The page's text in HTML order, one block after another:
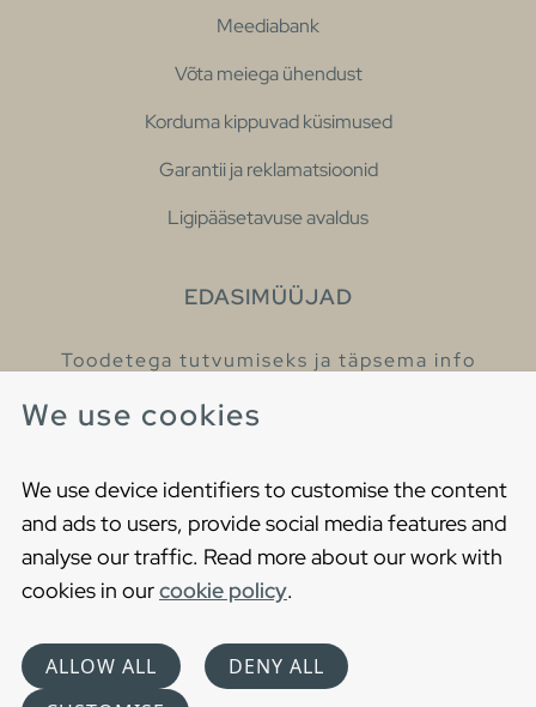
We use cookies
We use device identifiers to customise the content
and ads to users, provide social media features and
analyse our traffic. Read more about our work with
cookies in ourcookie policy.
ALLOW ALL
DENY ALL
Meediabank
Võta meiega ühendust
Korduma kippuvad küsimused
Garantii ja reklamatsioonid
Ligipääsetavuse avaldus
EDASIMÜÜJAD
Toodetega tutvumiseks ja täpsema info
Cookies
Privaatsuspoliitika
Choose language